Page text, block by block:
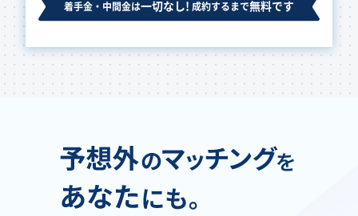
着手金・中間金は一切なし! 成約するまで無料です